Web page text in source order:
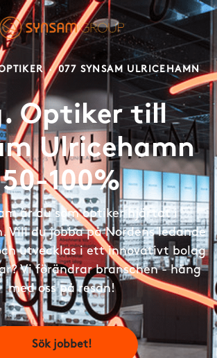
· 077 SYNSAM ULRICEHAMN
Optiker till
Ulricehamn
50-100%
är du som optiker hjärtat i
Vill du jobba på Nordens ledande
utvecklas i ett innovativt bolag
Vi förändrar branschen - häng
med oss på resan!
Sök jobbet!